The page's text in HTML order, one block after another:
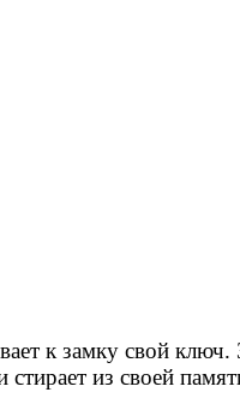
к замку свой
из своей